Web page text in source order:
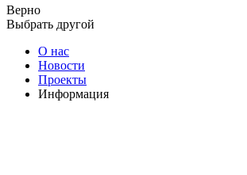
Верно
Выбрать другой
О нас
Новости
Проекты
Информация